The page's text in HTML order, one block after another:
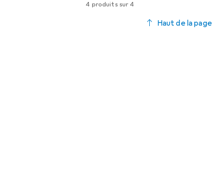
4 produits sur 4
Haut de la page